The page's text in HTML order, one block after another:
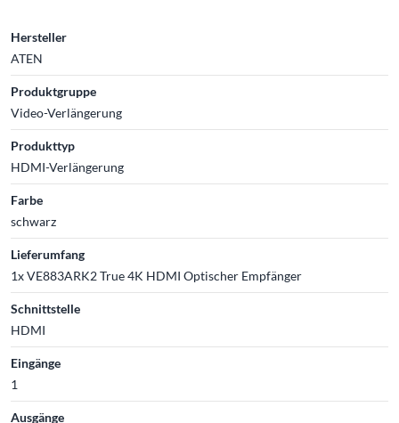
Hersteller
ATEN
Produktgruppe
Video-Verlängerung
Produkttyp
HDMI-Verlängerung
Farbe
schwarz
Lieferumfang
1x VE883ARK2 True 4K HDMI Optischer Empfänger
Schnittstelle
HDMI
Eingänge
1
Ausgänge